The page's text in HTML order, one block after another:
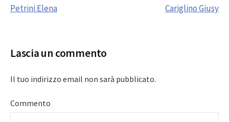
Petrini Elena Cariglino Giusy
Lascia un commento
Il tuo indirizzo email non sarà pubblicato.
Commento